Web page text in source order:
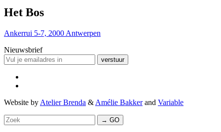
Het Bos
Ankerrui 5-7, 2000 Antwerpen
Nieuwsbrief
verstuur
Website by Atelier Brenda & Amélie Bakkerand Variable
→ GO